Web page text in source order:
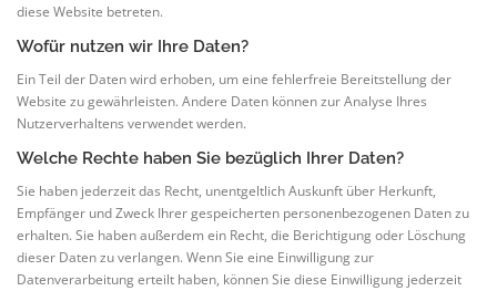
diese Website betreten.
Wofür nutzen wir Ihre Daten?
Ein Teil der Daten wird erhoben, um eine fehlerfreie Bereitstellung der
Website zu gewährleisten. Andere Daten können zur Analyse Ihres
Nutzerverhaltens verwendet werden.
Welche Rechte haben Sie bezüglich Ihrer Daten?
Sie haben jederzeit das Recht, unentgeltlich Auskunft über Herkunft,
Empfänger und Zweck Ihrer gespeicherten personenbezogenen Daten zu
erhalten. Sie haben außerdem ein Recht, die Berichtigung oder Löschung
dieser Daten zu verlangen. Wenn Sie eine Einwilligung zur
Datenverarbeitung erteilt haben, können Sie diese Einwilligung jederzeit